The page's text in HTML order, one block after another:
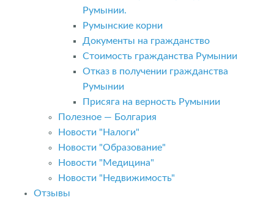
Румынии.
Румынские корни
Документы на гражданство
Стоимость гражданства Румынии
Отказ в получении гражданства
Румынии
Присяга на верность Румынии
Полезное — Болгария
Новости "Налоги"
Новости "Образование"
Новости "Медицина"
Новости "Недвижимость"
Отзывы